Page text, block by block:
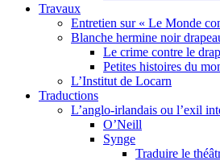
Travaux
Entretien sur « Le Monde
Blanche hermine noir
Le crime contre le
Petites histoires du
L’Institut de Locarn
Traductions
L’anglo-irlandais ou l’exil
O’Neill
Synge
Traduire le